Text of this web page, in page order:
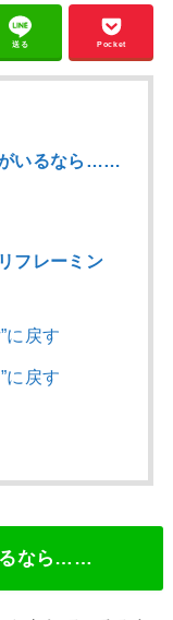
送る Pocket
がいるなら……
フレーミン
に戻す
に戻す
るなら……